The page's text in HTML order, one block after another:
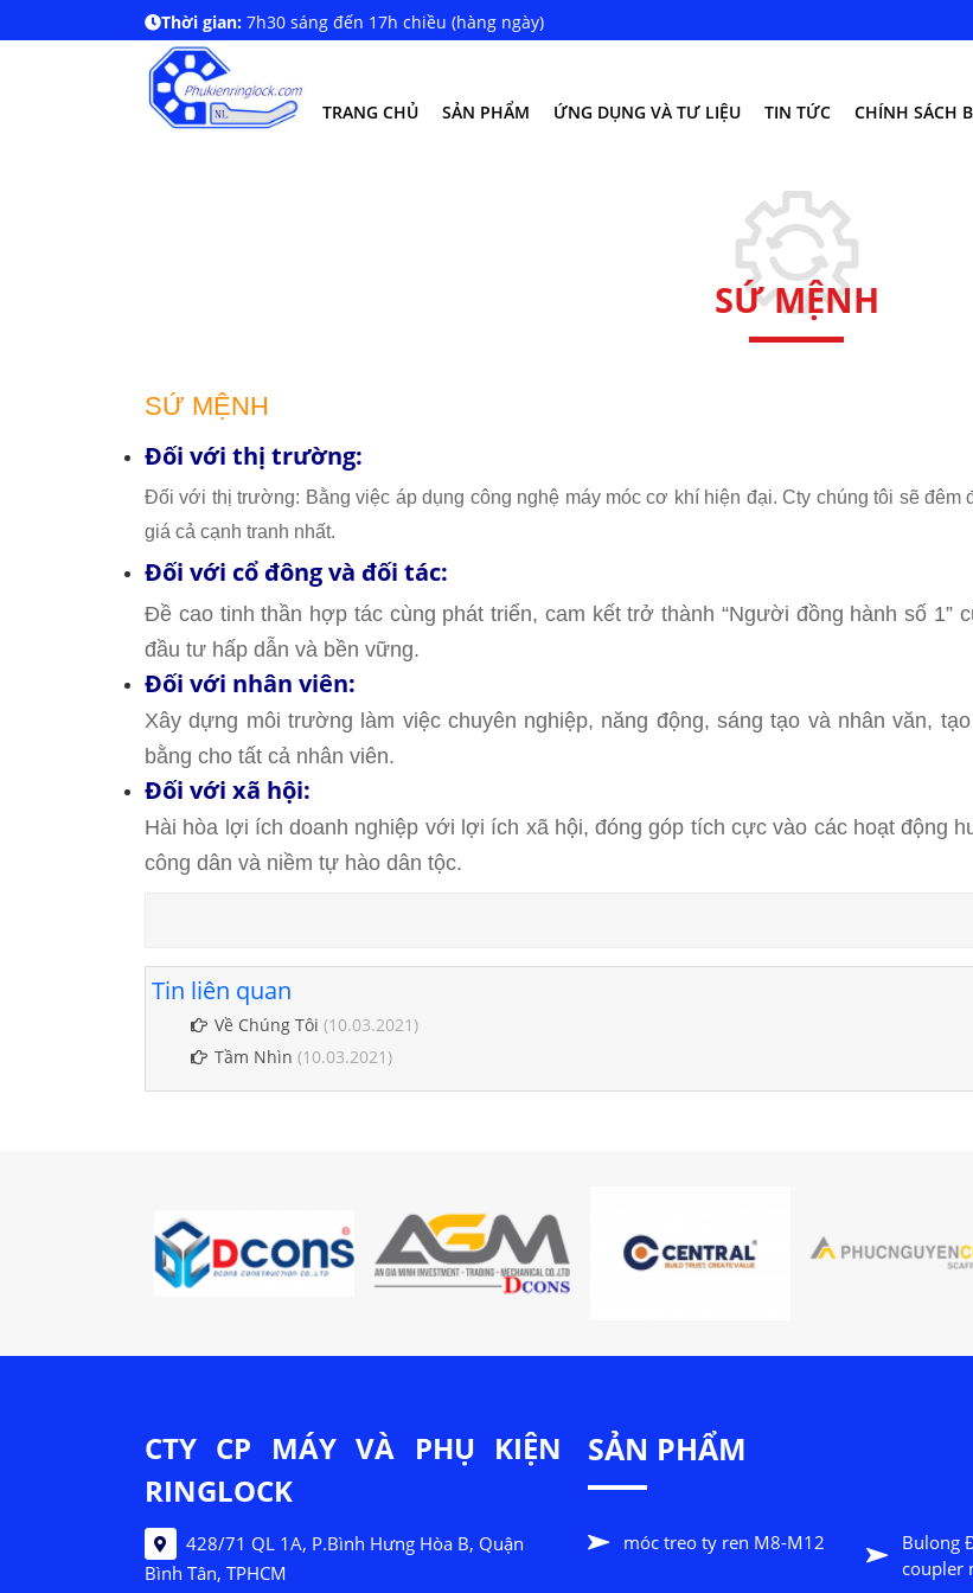
Thời gian: 7h30 sáng đến 17h chiều (hàng ngày)
TRANG CHỦ SẢN PHẨM ỨNG DỤNG VÀ TƯ LIỆU TIN TỨC CHÍNH SÁCH
SỨ MỆNH
SỨ MỆNH
Đối với thị trường:
Đối với thị trường: Bằng việc áp dụng công nghệ máy móc cơ khí hiện đại. Cty chúng tôi sẽ
giá cả cạnh tranh nhất.
Đối với cổ đông và đối tác:
Đề cao tinh thần hợp tác cùng phát triển, cam kết trở thành “Người đồng hành số 1”
đầu tư hấp dẫn và bền vững.
Đối với nhân viên:
Xây dựng môi trường làm việc chuyên nghiệp, năng động, sáng tạo và nhân văn,
bằng cho tất cả nhân viên.
Đối với xã hội:
Hài hòa lợi ích doanh nghiệp với lợi ích xã hội, đóng góp tích cực vào các hoạt động
công dân và niềm tự hào dân tộc.
Tin liên quan
Về Chúng Tôi (10.03.2021)
Tầm Nhìn (10.03.2021)
CTY CP MÁY VÀ PHỤ KIỆN
RINGLOCK
428/71 QL 1A, P.Bình Hưng Hòa B, Quận
Bình Tân, TPHCM
SẢN PHẨM
móc treo ty ren M8-M12
Bulong
coupler